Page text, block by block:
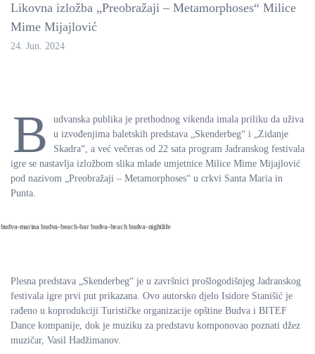
Likovna izložba „Preobražaji – Metamorphoses“ Milice
Mime Mijajlović
24. Jun. 2024
B
udvanska publika je prethodnog vikenda imala priliku da uživa
u izvođenjima baletskih predstava „Skenderbeg“ i „Zidanje
Skadra“, a već večeras od 22 sata program Jadranskog festivala
igre se nastavlja izložbom slika mlade umjetnice Milice Mime Mijajlović
pod nazivom „Preobražaji – Metamorphoses“ u crkvi Santa Maria in
Punta.
Plesna predstava „Skenderbeg“ je u završnici prošlogodišnjeg Jadranskog
festivala igre prvi put prikazana. Ovo autorsko djelo Isidore Stanišić je
rađeno u koprodukciji Turističke organizacije opštine Budva i BITEF
Dance kompanije, dok je muziku za predstavu komponovao poznati džez
muzičar, Vasil Hadžimanov.